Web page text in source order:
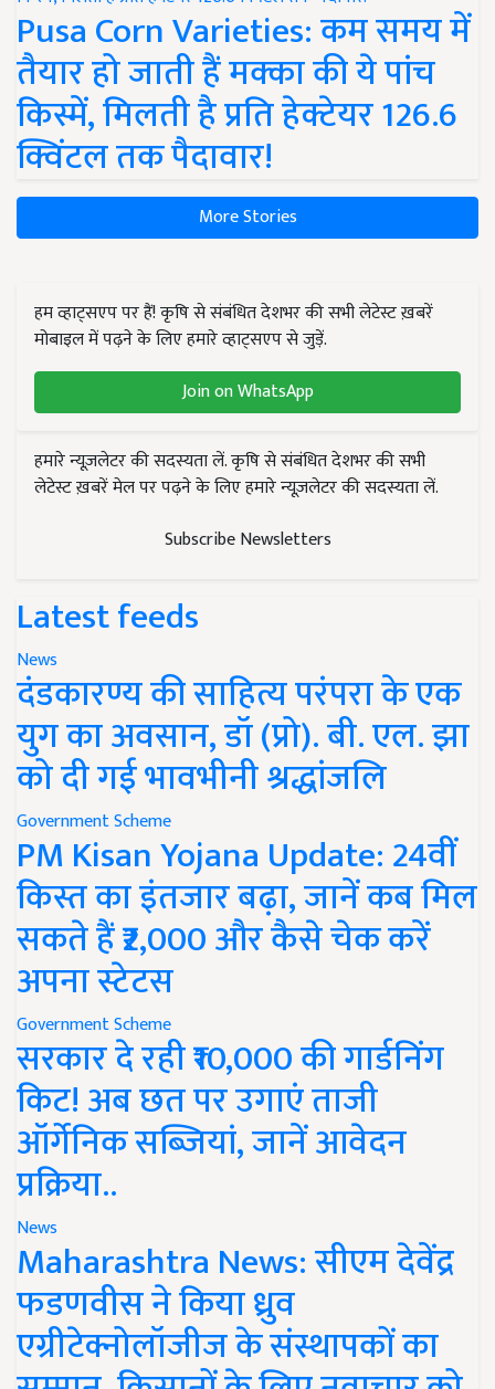
Pusa Corn Varieties: कम समय में
तैयार हो जाती हैं मक्का की ये पांच
किस्में, मिलती है प्रति हेक्टेयर 126.6
क्विंटल तक पैदावार!
More Stories
हम व्हाट्सएप पर हैं! कृषि से संबंधित देशभर की सभी लेटेस्ट ख़बरें
मोबाइल में पढ़ने के लिए हमारे व्हाट्सएप से जुड़ें.
Join on WhatsApp
हमारे न्यूज़लेटर की सदस्यता लें. कृषि से संबंधित देशभर की सभी
लेटेस्ट ख़बरें मेल पर पढ़ने के लिए हमारे न्यूज़लेटर की सदस्यता लें.
Subscribe Newsletters
Latest feeds
News
दंडकारण्य की साहित्य परंपरा के एक
युग का अवसान, डॉ (प्रो). बी. एल. झा
को दी गई भावभीनी श्रद्धांजलि
Government Scheme
PM Kisan Yojana Update: 24वीं
किस्त का इंतजार बढ़ा, जानें कब मिल
सकते हैं ₹2,000 और कैसे चेक करें
अपना स्टेटस
Government Scheme
सरकार दे रही ₹10,000 की गार्डनिंग
किट! अब छत पर उगाएं ताजी
ऑर्गेनिक सब्जियां, जानें आवेदन
प्रक्रिया..
News
Maharashtra News: सीएम देवेंद्र
फडणवीस ने किया ध्रुव
एग्रीटेक्नोलॉजीज के संस्थापकों का